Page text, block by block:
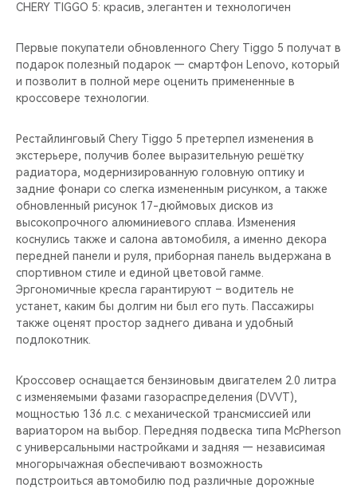
CHERY TIGGO 5: красив, элегантен и технологичен
Первые покупатели обновленного Chery Tiggo 5 получат в
подарок полезный подарок — смартфон Lenovo, который
и позволит в полной мере оценить примененные в
кроссовере технологии.
Рестайлинговый Chery Tiggo 5 претерпел изменения в
экстерьере, получив более выразительную решётку
радиатора, модернизированную головную оптику и
задние фонари со слегка измененным рисунком, а также
обновленный рисунок 17-дюймовых дисков из
высокопрочного алюминиевого сплава. Изменения
коснулись также и салона автомобиля, а именно декора
передней панели и руля, приборная панель выдержана в
спортивном стиле и единой цветовой гамме.
Эргономичные кресла гарантируют – водитель не
устанет, каким бы долгим ни был его путь. Пассажиры
также оценят простор заднего дивана и удобный
подлокотник.
Кроссовер оснащается бензиновым двигателем 2.0 литра
с изменяемыми фазами газораспределения (DVVT),
мощностью 136 л.с. с механической трансмиссией или
вариатором на выбор. Передняя подвеска типа McPherson
с универсальными настройками и задняя — независимая
многорычажная обеспечивают возможность
подстроиться автомобилю под различные дорожные